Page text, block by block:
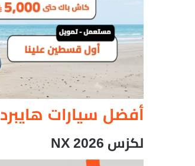
أفضل سيارات هايبرد 2026
لكزس NX 2026